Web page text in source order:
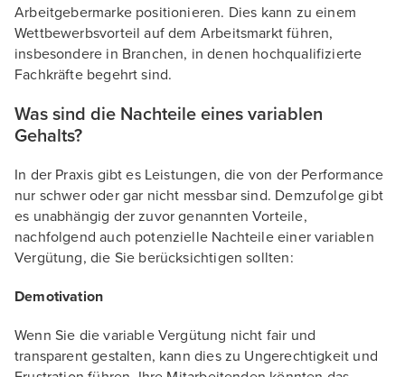
Arbeitgebermarke positionieren. Dies kann zu einem
Wettbewerbsvorteil auf dem Arbeitsmarkt führen,
insbesondere in Branchen, in denen hochqualifizierte
Fachkräfte begehrt sind.
Was sind die Nachteile eines variablen
Gehalts?
In der Praxis gibt es Leistungen, die von der Performance
nur schwer oder gar nicht messbar sind. Demzufolge gibt
es unabhängig der zuvor genannten Vorteile,
nachfolgend auch potenzielle Nachteile einer variablen
Vergütung, die Sie berücksichtigen sollten:
Demotivation
Wenn Sie die variable Vergütung nicht fair und
transparent gestalten, kann dies zu Ungerechtigkeit und